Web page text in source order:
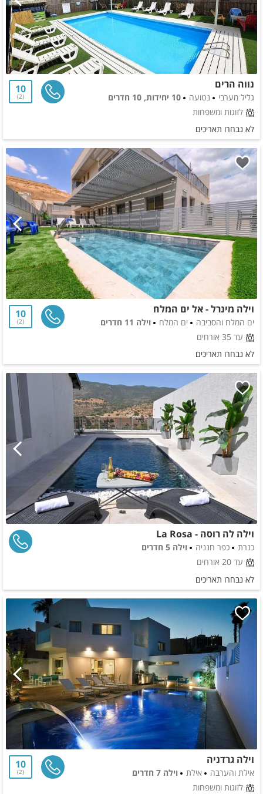
נווה הרים
גליל מערבי נטועה
10 יחידות, 10 חדרים
לזוגות ומשפחות
10
2
לא נבחרו תאריכים
וילה מינרל - אל ים המלח
ים המלח והסביבה ים המלח
וילה 11 חדרים
עד 35 אורחים
10
2
לא נבחרו תאריכים
וילה לה רוסה - La Rosa
כנרת כפר חנניה
וילה 5 חדרים
עד 20 אורחים
לא נבחרו תאריכים
וילה גרדניה
אילת והערבה אילת
וילה 7 חדרים
לזוגות ומשפחות
10
2